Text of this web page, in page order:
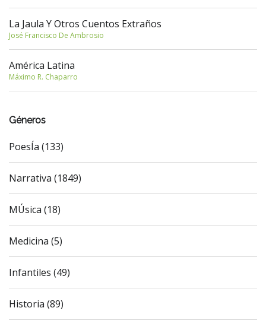
La Jaula Y Otros Cuentos Extraños
José Francisco De Ambrosio
América Latina
Máximo R. Chaparro
Géneros
PoesÍa (133)
Narrativa (1849)
MÚsica (18)
Medicina (5)
Infantiles (49)
Historia (89)